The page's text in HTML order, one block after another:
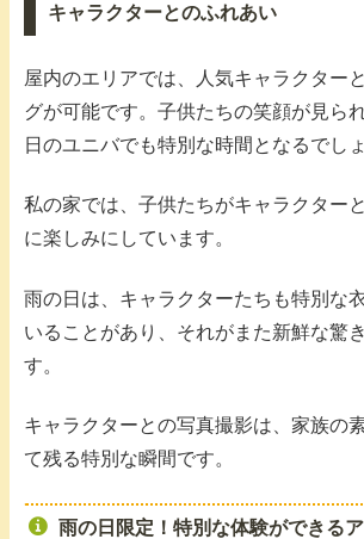
キャラクターとのふれあい
屋内のエリアでは、人気キャラクター
グが可能です。子供たちの笑顔が見ら
日のユニバでも特別な時間となるでしょ
私の家では、子供たちがキャラクター
に楽しみにしています。
雨の日は、キャラクターたちも特別な
いることがあり、それがまた新鮮な驚
す。
キャラクターとの写真撮影は、家族の
て残る特別な瞬間です。
雨の日限定！特別な体験ができる